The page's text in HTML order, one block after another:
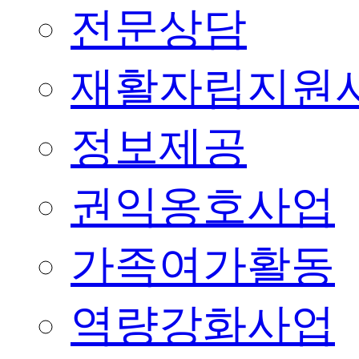
전문상담
재활자립지원
정보제공
권익옹호사업
가족여가활동
역량강화사업